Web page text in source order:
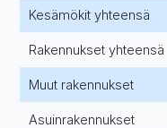
Kesämökit yhteensä
Rakennukset yhteensä
Muut rakennukset
Asuinrakennukset